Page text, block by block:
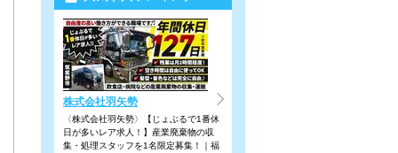
株式会社羽矢勢
〈株式会社羽矢勢〉【じょぶるで1番休
日が多いレア求人！】産業廃棄物の収
集・処理スタッフを1名限定募集！｜福